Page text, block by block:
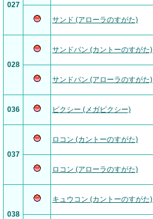
027
サンド (アローラのすがた)
028
サンドパン (カントーのすがた)
サンドパン (アローラのすがた)
036 ピクシー (メガピクシー)
037
ロコン (カントーのすがた)
ロコン (アローラのすがた)
038
キュウコン (カントーのすがた)